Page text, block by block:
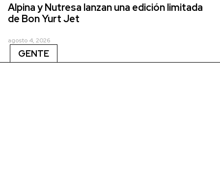
Alpina y Nutresa lanzan una edición limitada
de Bon Yurt Jet
agosto 4, 2026
GENTE